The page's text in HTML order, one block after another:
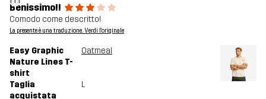
Benissimo!!
Comodo come descritto!
La presente è una traduzione. Verdi l'originale
Easy Graphic
Nature Lines T-
shirt
Oatmeal
Taglia
acquistata
L